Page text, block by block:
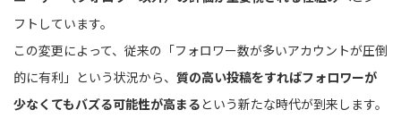
フトしています。
この変更によって、従来の「フォロワー数が多いアカウントが圧倒
的に有利」という状況から、 質の高い投稿をすればフォロワーが
少なくてもバズる可能性が高まるという新たな時代が到来します。